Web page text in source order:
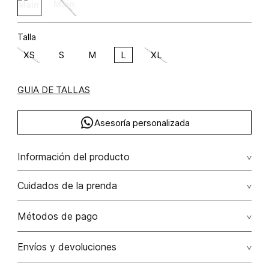
Talla
XS S M L XL
GUIA DE TALLAS
Asesoría personalizada
Información del producto
Body de un solo hombro rayón viscosa 92% elastano 8%
92.00% rayón viscosa/8.00% elastano/elastane
Cuidados de la prenda
Lavar por separado / lavar separadamente. no remojar -
No usar lejia
Métodos de pago
Tarjetas de crédito: Visa, Dinners, Master Card y American
Envíos y devoluciones